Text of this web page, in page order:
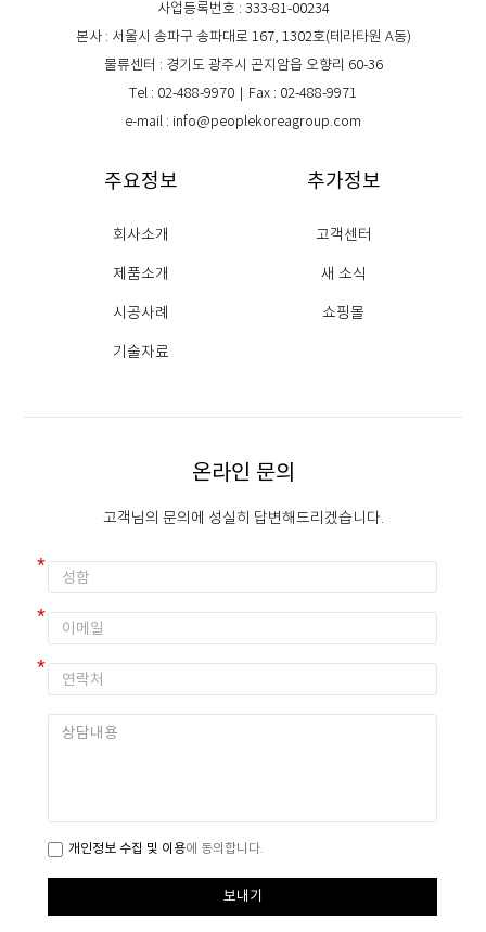
사업등록번호 : 333-81-00234
본사 : 서울시 송파구 송파대로 167, 1302호(테라타원 A동)
물류센터 : 경기도 광주시 곤지암읍 오향리 60-36
Tel : 02-488-9970｜Fax : 02-488-9971
e-mail : info@peoplekoreagroup.com
주요정보
회사소개
제품소개
시공사례
기술자료
추가정보
고객센터
새 소식
쇼핑몰
온라인 문의
고객님의 문의에 성실히 답변해드리겠습니다.
개인정보 수집 및 이용에 동의합니다.
보내기